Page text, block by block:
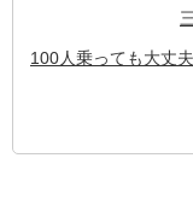
100人乗っても大丈